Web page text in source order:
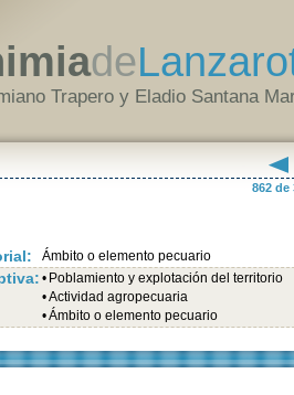
de
Trapero y Eladio Santana
862 de
Ámbito o elemento pecuario
• Poblamiento y explotación del territorio
•Actividad agropecuaria
•Ámbito o elemento pecuario